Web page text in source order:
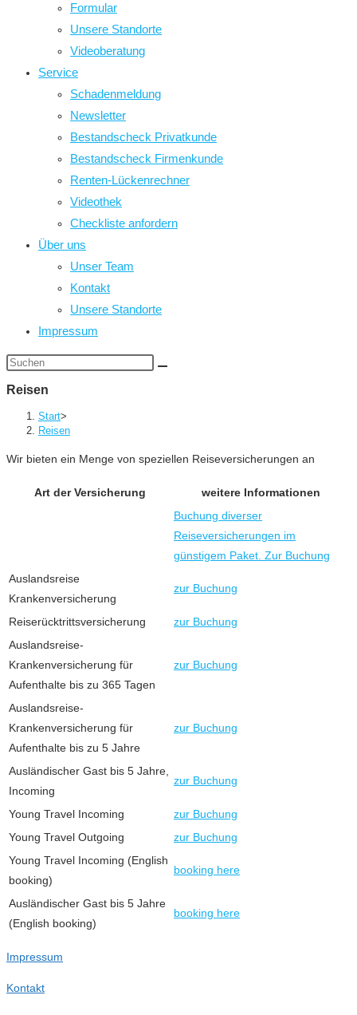
Formular
Unsere Standorte
Videoberatung
Service
Schadenmeldung
Newsletter
Bestandscheck Privatkunde
Bestandscheck Firmenkunde
Renten-Lückenrechner
Videothek
Checkliste anfordern
Über uns
Unser Team
Kontakt
Unsere Standorte
Impressum
Diese
Reisen
Start>
Reisen
Wir bieten ein Menge von speziellen Reiseversicherungen an
Art der Versicherung
weitere Informationen
Buchung diverser
Reiseversicherungen im
günstigem Paket. Zur Buchung
Auslandsreise
Krankenversicherung
zur Buchung
Reiserücktrittsversicherung
zur Buchung
Auslandsreise-
Krankenversicherung für
Aufenthalte bis zu 365 Tagen
zur Buchung
Auslandsreise-
Krankenversicherung für
Aufenthalte bis zu 5 Jahre
zur Buchung
Ausländischer Gast bis 5 Jahre,
Incoming
zur Buchung
Young Travel Incoming
zur Buchung
Young Travel Outgoing
zur Buchung
Young Travel Incoming (English
booking)
booking here
Ausländischer Gast bis 5 Jahre
(English booking)
booking here
Impressum
Kontakt